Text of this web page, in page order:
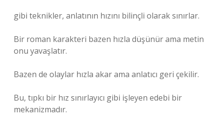
gibi teknikler, anlatının hızını bilinçli olarak sınırlar.
Bir roman karakteri bazen hızla düşünür ama metin
onu yavaşlatır.
Bazen de olaylar hızla akar ama anlatıcı geri çekilir.
Bu, tıpkı bir hız sınırlayıcı gibi işleyen edebi bir
mekanizmadır.